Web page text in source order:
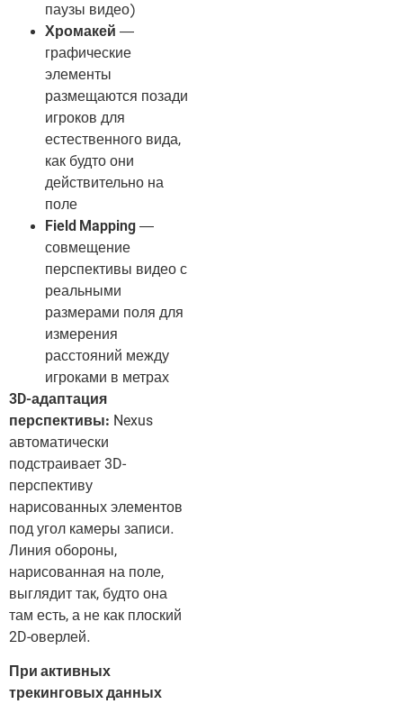
паузы видео)
Хромакей —
графические
элементы
размещаются позади
игроков для
естественного вида,
как будто они
действительно на
поле
Field Mapping —
совмещение
перспективы видео с
реальными
размерами поля для
измерения
расстояний между
игроками в метрах
3D-адаптация
перспективы: Nexus
автоматически
подстраивает 3D-
перспективу
нарисованных элементов
под угол камеры записи.
Линия обороны,
нарисованная на поле,
выглядит так, будто она
там есть, а не как плоский
2D-оверлей.
При активных
трекинговых данных